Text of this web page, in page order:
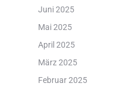
Juni 2025
Mai 2025
April 2025
März 2025
Februar 2025